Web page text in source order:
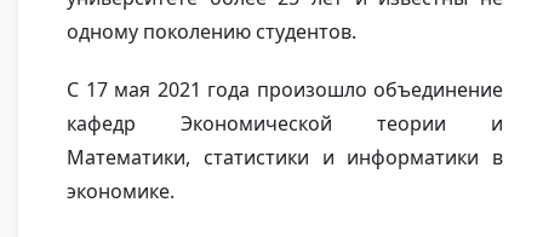
одному поколению студентов.
С 17 мая 2021 года произошло объединение
кафедр Экономической теории и
Математики, статистики и информатики в
экономике.